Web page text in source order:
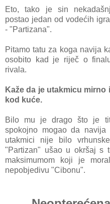
Eto, tako je sin
postao jedan od vodećih
- "Partizana".
Pitamo tatu za koga navija
osobito kad je riječ o
rivala.
Kaže da je utakmicu
kod kuće.
Bilo mu je drago što je
spokojno mogao da
utakmici nije bilo
"Partizan" ušao u okršaj s
maksimumom koji je
nepobjedivu "Cibonu".